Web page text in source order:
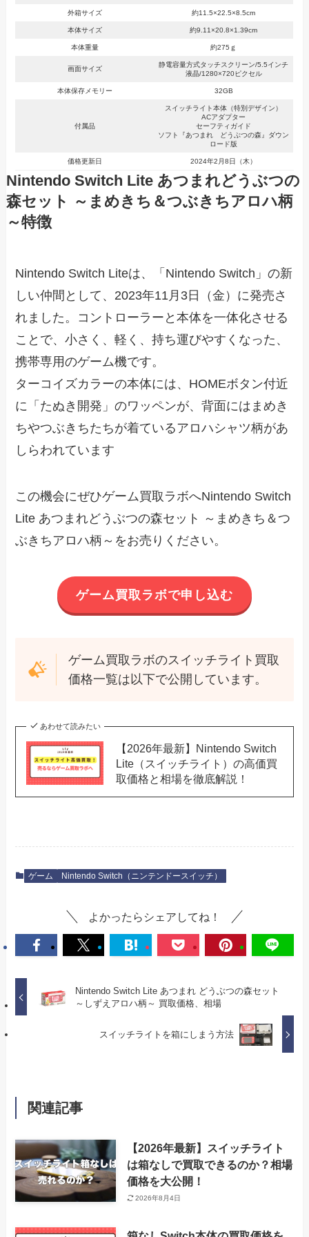
外箱サイズ 約11.5×22.5×8.5cm
本体サイズ 約9.11×20.8×1.39cm
本体重量 約275ｇ
画面サイズ
静電容量方式タッチスクリーン/5.5インチ
液晶/1280×720ピクセル
本体保存メモリー 32GB
付属品
スイッチライト本体（特別デザイン）
ACアダプター
セーフティガイド
ソフト『あつまれ どうぶつの森』ダウン
ロード版
価格更新日 2024年2月8日（木）
Nintendo Switch Lite あつまれどうぶつの
森セット ～まめきち＆つぶきちアロハ柄
～特徴
Nintendo Switch Liteは、「Nintendo Switch」の新
しい仲間として、2023年11月3日（金）に発売さ
れました。コントローラーと本体を一体化させる
ことで、小さく、軽く、持ち運びやすくなった、
携帯専用のゲーム機です。
ターコイズカラーの本体には、HOMEボタン付近
に「たぬき開発」のワッペンが、背面にはまめき
ちやつぶきちたちが着ているアロハシャツ柄があ
しらわれています
この機会にぜひゲーム買取ラボへNintendo Switch
Lite あつまれどうぶつの森セット ～まめきち＆つ
ぶきちアロハ柄～をお売りください。
ゲーム買取ラボで申し込む
ゲーム買取ラボのスイッチライト買取
価格一覧は以下で公開しています。
あわせて読みたい
【2026年最新】Nintendo Switch
Lite（スイッチライト）の高価買
取価格と相場を徹底解説！
ゲーム Nintendo Switch（ニンテンドースイッチ）
よかったらシェアしてね！
Nintendo Switch Lite あつまれ どうぶつの森セット
～しずえアロハ柄～ 買取価格、相場
スイッチライトを箱にしまう方法
関連記事
【2026年最新】スイッチライト
は箱なしで買取できるのか？相場
価格を大公開！
2026年8月4日